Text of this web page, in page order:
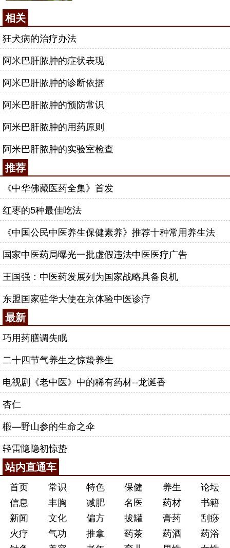
相关
狂犬病的治疗办法
阿米巴肝脓肿的症状表现
阿米巴肝脓肿的诊断依据
阿米巴肝脓肿的预防常识
阿米巴肝脓肿的用药原则
阿米巴肝脓肿的实验室检查
推荐
《中华佛藏医药全集》首发
红枣的5种最佳吃法
《中国公民中医养生保健素养》推荐十种常用养生法
国家中医药局曝光一批虚假违法中医医疗广告
王国强：中医药发展列为国家战略具备良机
东盟国家驻华大使在京体验中医诊疗
最新
巧用药膳调失眠
二十四节气养生之惊蛰养生
电视剧《老中医》中的稀有药材--龙涎香
杏仁
椴—野山参的生命之伞
轻雷隐隐初惊蛰
站内直通车
首页 常识 特色 保健 养生
论坛
信息
丰胸 减肥 名医 药材
书籍
新闻
文化 偏方 拔罐 膏药
刮痧
火疗
气功 推拿 药茶 药酒
药浴